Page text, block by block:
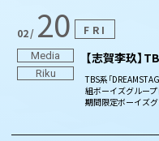
02 20 FRI
Media
Riku
【志賀李玖】
TBS系「
組ボーイズグループ
期間限定ボーイズグ